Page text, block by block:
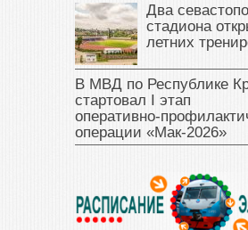
Два
стадиона
летних
В МВД по Республике
стартовал I этап
операции «Мак‑2026»